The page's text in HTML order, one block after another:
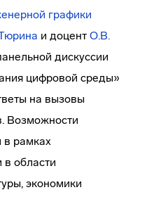
графики
и доцент О.В.
дискуссии
цифровой среды»
на вызовы
Возможности
в рамках
области
экономики